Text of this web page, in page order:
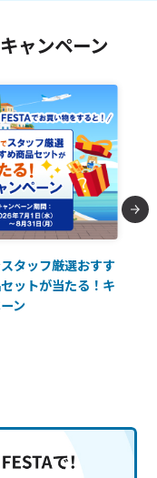
ャンペーン
タッフ厳選おすす
ットが当たる！キ
ン